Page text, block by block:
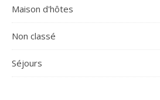
Maison d'hôtes
Non classé
Séjours